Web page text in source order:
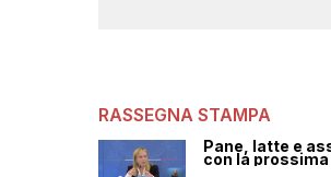
RASSEGNA STAMPA
Pane, latte e
con la